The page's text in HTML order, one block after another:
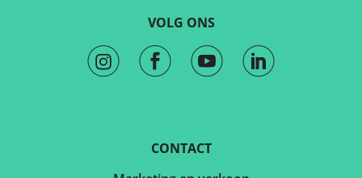
VOLG ONS
CONTACT